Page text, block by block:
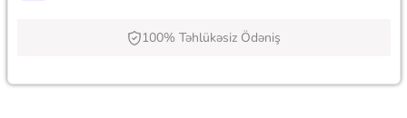
100% Təhlükəsiz Ödəniş